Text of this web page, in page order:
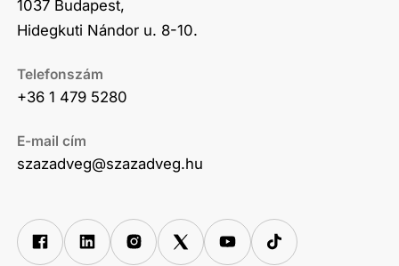
1037 Budapest,
Hidegkuti Nándor u. 8-10.
Telefonszám
+36 1 479 5280
E-mail cím
szazadveg@szazadveg.hu